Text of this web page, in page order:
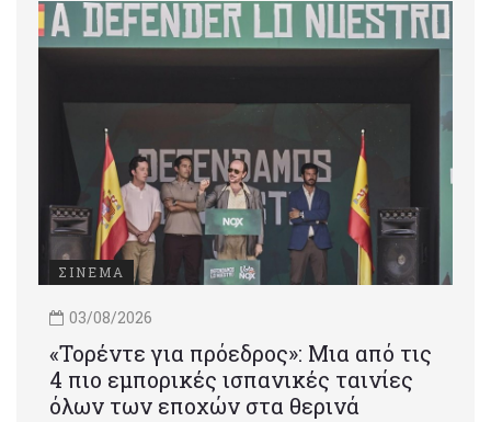
ΣΙΝΕΜΑ
03/08/2026
«Τορέντε για πρόεδρος»: Mια από τις
4 πιο εμπορικές ισπανικές ταινίες
όλων των εποχών στα θερινά